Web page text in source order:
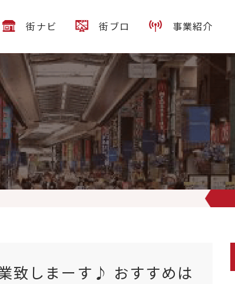
街ナビ 街ブロ 事業紹介
宇和島産のシマアジ刺し〜 愛知産の平
致しまーす♪ おすすめは